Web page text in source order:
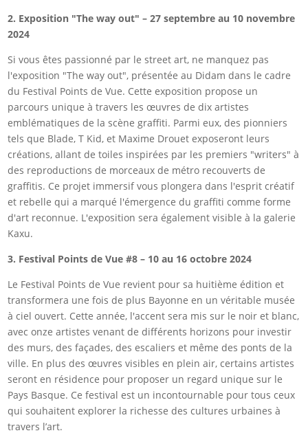
2. Exposition "The way out" – 27 septembre au 10 novembre
2024
Si vous êtes passionné par le street art, ne manquez pas
l'exposition "The way out", présentée au Didam dans le cadre
du Festival Points de Vue. Cette exposition propose un
parcours unique à travers les œuvres de dix artistes
emblématiques de la scène graffiti. Parmi eux, des pionniers
tels que Blade, T Kid, et Maxime Drouet exposeront leurs
créations, allant de toiles inspirées par les premiers "writers" à
des reproductions de morceaux de métro recouverts de
graffitis. Ce projet immersif vous plongera dans l'esprit créatif
et rebelle qui a marqué l'émergence du graffiti comme forme
d'art reconnue. L'exposition sera également visible à la galerie
Kaxu.
3. Festival Points de Vue #8 – 10 au 16 octobre 2024
Le Festival Points de Vue revient pour sa huitième édition et
transformera une fois de plus Bayonne en un véritable musée
à ciel ouvert. Cette année, l'accent sera mis sur le noir et blanc,
avec onze artistes venant de différents horizons pour investir
des murs, des façades, des escaliers et même des ponts de la
ville. En plus des œuvres visibles en plein air, certains artistes
seront en résidence pour proposer un regard unique sur le
Pays Basque. Ce festival est un incontournable pour tous ceux
qui souhaitent explorer la richesse des cultures urbaines à
travers l’art.